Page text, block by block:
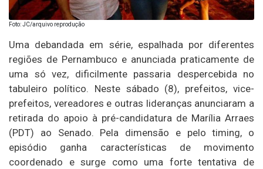
Foto: JC/arquivo reprodução
Uma debandada em série, espalhada por diferentes
regiões de Pernambuco e anunciada praticamente de
uma só vez, dificilmente passaria despercebida no
tabuleiro político. Neste sábado (8), prefeitos, vice-
prefeitos, vereadores e outras lideranças anunciaram a
retirada do apoio à pré-candidatura de Marília Arraes
(PDT) ao Senado. Pela dimensão e pelo timing, o
episódio ganha características de movimento
coordenado e surge como uma forte tentativa de